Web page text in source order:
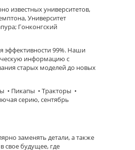
известных университетов,
Университет
Гонконгский
эффективности 99%. Наши
информацию с
старых моделей до новых
• Пикапы • Тракторы •
серию, сентябрь
заменять детали, а также
свое будущее, где